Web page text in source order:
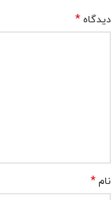
دیدگاه *
نام *